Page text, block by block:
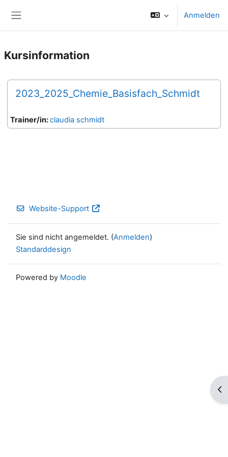
Anmelden
Kursinformation
2023_2025_Chemie_Basisfach_Schmidt
Trainer/in:claudia schmidt
Website-Support
Sie sind nicht angemeldet. (Anmelden)
Standarddesign
Powered by Moodle